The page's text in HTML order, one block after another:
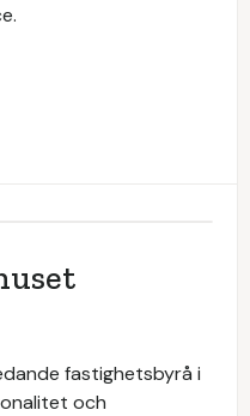
fastighetsbyrå i
och